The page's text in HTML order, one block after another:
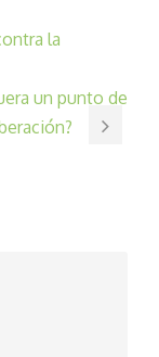
la
un punto de